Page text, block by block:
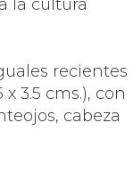
la cultura
recientes
3.5 cms.), con
cabeza